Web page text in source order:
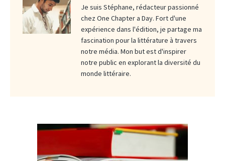
Je suis Stéphane, rédacteur passionné
chez One Chapter a Day. Fort d'une
expérience dans l'édition, je partage ma
fascination pour la littérature à travers
notre média. Mon but est d'inspirer
notre public en explorant la diversité du
monde littéraire.